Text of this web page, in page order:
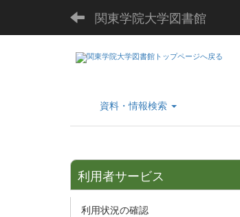
関東学院大学図書館
資料・情報検索
利用者サービス
利用状況の確認